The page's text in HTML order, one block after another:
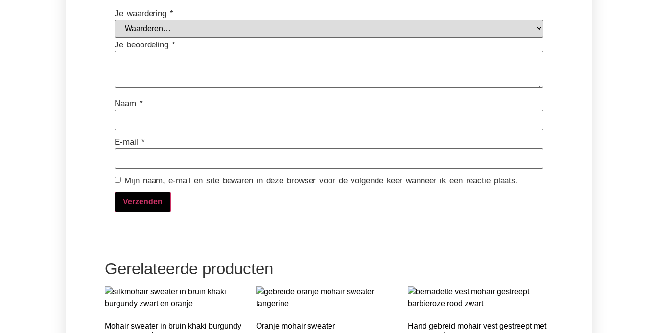
Je waardering *
Je beoordeling *
Naam *
E-mail *
Mijn naam, e-mail en site bewaren in deze browser voor de volgende keer wanneer ik een reactie plaats.
Gerelateerde producten
Mohair sweater in bruin khaki burgundy
Oranje mohair sweater
Hand gebreid mohair vest gestreept met